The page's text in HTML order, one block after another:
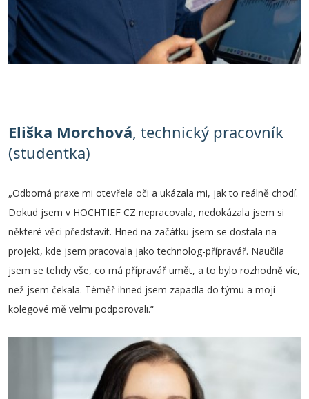
Eliška Morchová, technický pracovník
(studentka)
„Odborná praxe mi otevřela oči a ukázala mi, jak to reálně chodí.
Dokud jsem v HOCHTIEF CZ nepracovala, nedokázala jsem si
některé věci představit. Hned na začátku jsem se dostala na
projekt, kde jsem pracovala jako technolog-přípravář. Naučila
jsem se tehdy vše, co má přípravář umět, a to bylo rozhodně víc,
než jsem čekala. Téměř ihned jsem zapadla do týmu a moji
kolegové mě velmi podporovali.“